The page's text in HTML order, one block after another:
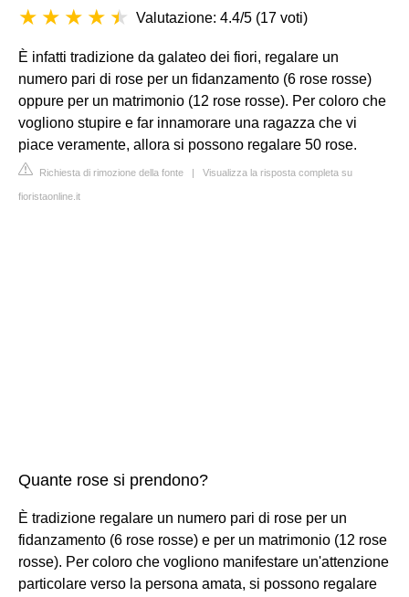
Valutazione: 4.4/5 (17 voti)
È infatti tradizione da galateo dei fiori, regalare un
numero pari di rose per un fidanzamento (6 rose rosse)
oppure per un matrimonio (12 rose rosse). Per coloro che
vogliono stupire e far innamorare una ragazza che vi
piace veramente, allora si possono regalare 50 rose.
Richiesta di rimozione della fonte | Visualizza la risposta completa su
fioristaonline.it
Quante rose si prendono?
È tradizione regalare un numero pari di rose per un
fidanzamento (6 rose rosse) e per un matrimonio (12 rose
rosse). Per coloro che vogliono manifestare un'attenzione
particolare verso la persona amata, si possono regalare